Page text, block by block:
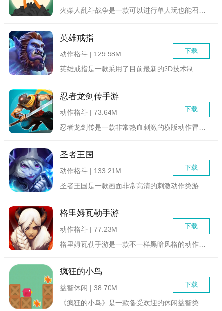
英雄戒指
下载
动作格斗 | 129.98M
忍者龙剑传手游
下载
动作格斗 | 73.64M
圣者王国
下载
动作格斗 | 133.21M
格里姆瓦勒手游
下载
动作格斗 | 77.23M
疯狂的小鸟
下载
益智休闲 | 38.70M